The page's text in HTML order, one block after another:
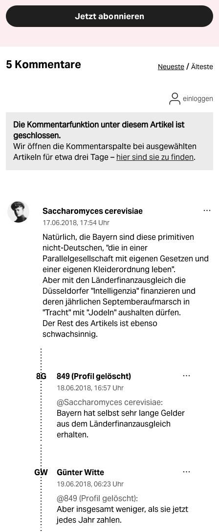
Jetzt abonnieren
5 Kommentare Neueste / Älteste
Die Kommentarfunktion unter diesem Artikel ist
geschlossen.
Wir öffnen die Kommentarspalte bei ausgewählten
Artikeln für etwa drei Tage – hier sind sie zu finden.
einloggen
Saccharomyces cerevisiae
17.06.2018, 17:54 Uhr
Natürlich, die Bayern sind diese primitiven
nicht-Deutschen, "die in einer
Parallelgesellschaft mit eigenen Gesetzen und
einer eigenen Kleiderordnung leben".
Aber mit den Länderfinanzausgleich die
Düsseldorfer "Intelligenzia" finanzieren und
deren jährlichen Septemberaufmarsch in
"Tracht" mit "Jodeln" aushalten dürfen.
Der Rest des Artikels ist ebenso
schwachsinnig.
8G 849 (Profil gelöscht)
18.06.2018, 16:57 Uhr
@Saccharomyces cerevisiae:
Bayern hat selbst sehr lange Gelder
aus dem Länderfinanzausgleich
erhalten.
GW Günter Witte
19.06.2018, 06:23 Uhr
@849 (Profil gelöscht):
Aber insgesamt weniger, als sie jetzt
jedes Jahr zahlen.